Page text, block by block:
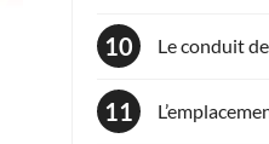
Le conduit